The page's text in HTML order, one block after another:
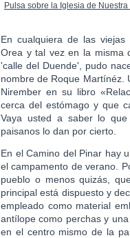
Pulsa sobre la Iglesia de
En cualquiera de las
Orea y tal vez en la misma
'calle del Duende', pudo
nombre de Roque Martínéz.
Nirember en su libro
cerca del estómago y que
Vaya usted a saber lo
paisanos lo dan por cierto.
En el Camino del Pinar hay
el campamento de verano.
pueblo o menos quizás,
principal está dispuesto y
empleado como material
antílope como perchas y
en el centro mismo de la